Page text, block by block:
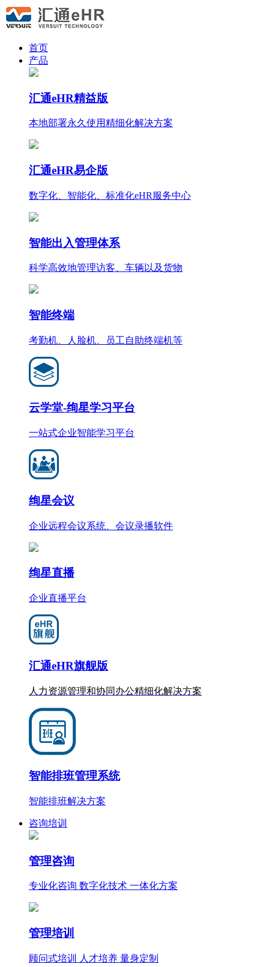
首页
产品
汇通eHR精益版
本地部署永久使用精细化解决方案
汇通eHR易企版
数字化、智能化、标准化eHR服务中心
智能出入管理体系
科学高效地管理访客、车辆以及货物
智能终端
考勤机、人脸机、员工自助终端机等
云学堂-绚星学习平台
一站式企业智能学习平台
绚星会议
企业远程会议系统、会议录播软件
绚星直播
企业直播平台
汇通eHR旗舰版
人力资源管理和协同办公精细化解决方案
智能排班管理系统
智能排班解决方案
咨询培训
管理咨询
专业化咨询 数字化技术 一体化方案
管理培训
顾问式培训 人才培养 量身定制